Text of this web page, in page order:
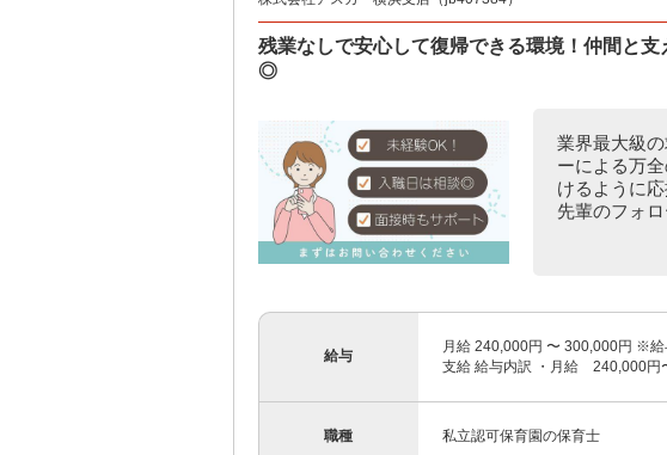
残業なしで安心して復帰できる環境！仲間と
◎
業界最大級
ーによる万
けるように
先輩のフォ
給与
月給 240,000円 〜 300,000円 ※
支給 給与内訳 ・月給 240,000円
職種 私立認可保育園の保育士